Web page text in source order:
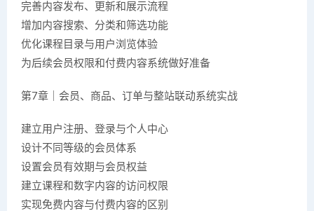
完善内容发布、更新和展示流程
增加内容搜索、分类和筛选功能
优化课程目录与用户浏览体验
为后续会员权限和付费内容系统做好准备
第7章｜会员、商品、订单与整站联动系统实战
建立用户注册、登录与个人中心
设计不同等级的会员体系
设置会员有效期与会员权益
建立课程和数字内容的访问权限
实现免费内容与付费内容的区别